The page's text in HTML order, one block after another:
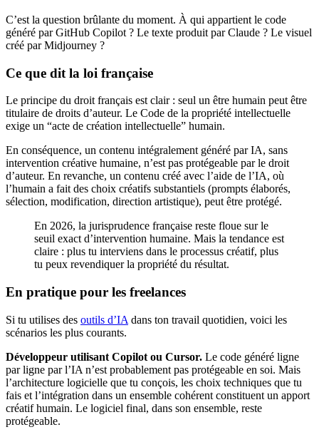
C’est la question brûlante du moment. À qui appartient le code
généré par GitHub Copilot ? Le texte produit par Claude ? Le visuel
créé par Midjourney ?
Ce que dit la loi française
Le principe du droit français est clair : seul un être humain peut être
titulaire de droits d’auteur. Le Code de la propriété intellectuelle
exige un “acte de création intellectuelle” humain.
En conséquence, un contenu intégralement généré par IA, sans
intervention créative humaine, n’est pas protégeable par le droit
d’auteur. En revanche, un contenu créé avec l’aide de l’IA, où
l’humain a fait des choix créatifs substantiels (prompts élaborés,
sélection, modification, direction artistique), peut être protégé.
En 2026, la jurisprudence française reste floue sur le
seuil exact d’intervention humaine. Mais la tendance est
claire : plus tu interviens dans le processus créatif, plus
tu peux revendiquer la propriété du résultat.
En pratique pour les freelances
Si tu utilises des outils d’IA dans ton travail quotidien, voici les
scénarios les plus courants.
Développeur utilisant Copilot ou Cursor. Le code généré ligne
par ligne par l’IA n’est probablement pas protégeable en soi. Mais
l’architecture logicielle que tu conçois, les choix techniques que tu
fais et l’intégration dans un ensemble cohérent constituent un apport
créatif humain. Le logiciel final, dans son ensemble, reste
protégeable.